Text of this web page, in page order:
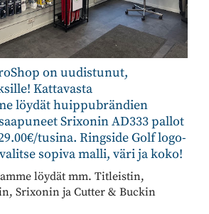
on uudistunut,
Kattavasta
löydät huippubrändien
Srixonin AD333 pallot
tusina. ​​​​​​​Ringside Golf logo-
sopiva malli, väri ja koko!
löydät mm. Titleistin,
Srixonin ja Cutter & Buckin